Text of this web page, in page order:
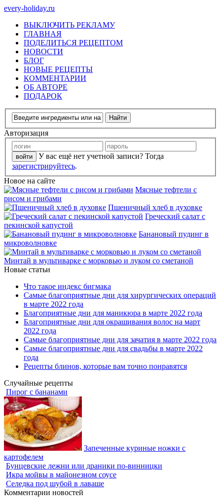
every-holiday.ru
ВЫКЛЮЧИТЬ РЕКЛАМУ
ГЛАВНАЯ
ПОДЕЛИТЬСЯ РЕЦЕПТОМ
НОВОСТИ
БЛОГ
НОВЫЕ РЕЦЕПТЫ
КОММЕНТАРИИ
ОБ АВТОРЕ
ПОДАРОК
Авторизация
У вас ещё нет учетной записи? Тогда
зарегистрируйтесь.
Новое на сайте
Мясные тефтели с
рисом и грибами
Пшеничный хлеб в духовке
Греческий салат с
пекинской капустой
Банановый пудинг в
микроволновке
Минтай в мультиварке с морковью и луком со сметаной
Новые статьи
Что такое индекс бигмака
Самые благоприятные дни для хирургических операций
в марте 2022 года
Благоприятные дни для маникюра в марте 2022 года
Благоприятные дни для окрашивания волос на март
2022 года
Самые благоприятные дни для зачатия в марте 2022 года
Самые благоприятные дни для свадьбы в марте 2022
года
Рецепты блинов, которые вам точно понравятся
Случайные рецепты
Пирог с бананами
Запеченные куриные ножки с
картофелем
Бунцевские лежни или драники по-винницки
Икра мойвы в майонезном соусе
Селедка под шубой в лаваше
Комментарии новостей